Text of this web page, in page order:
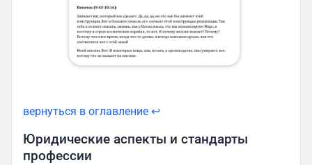
вернуться в оглавление ↩
Юридические аспекты и стандарты
профессии